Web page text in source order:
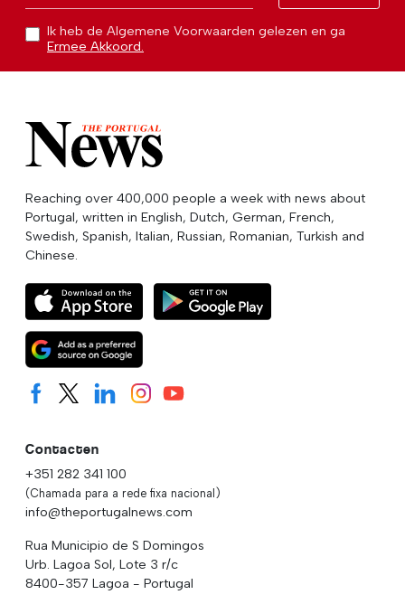
Ik heb de Algemene Voorwaarden gelezen en ga
Ermee Akkoord.
Reaching over 400,000 people a week with news about
Portugal, written in English, Dutch, German, French,
Swedish, Spanish, Italian, Russian, Romanian, Turkish and
Chinese.
Contacten
+351 282 341 100
(Chamada para a rede fixa nacional)
info@theportugalnews.com
Rua Municipio de S Domingos
Urb. Lagoa Sol, Lote 3 r/c
8400-357 Lagoa - Portugal